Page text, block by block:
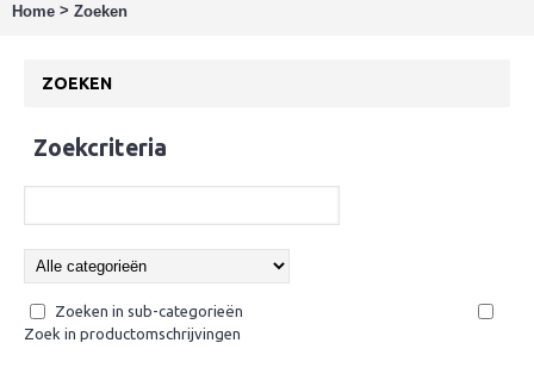
Home > Zoeken
ZOEKEN
Zoekcriteria
Zoeken in sub-categorieën
Zoek in productomschrijvingen